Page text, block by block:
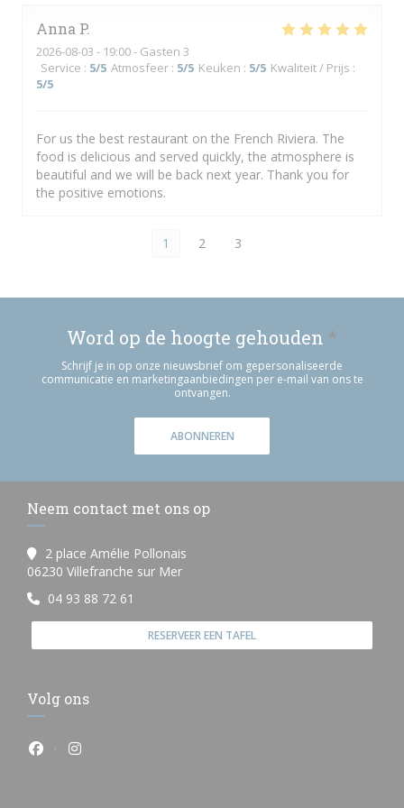
Anna P
2026-08-03 - 19:00 - Gasten 3
Service : 5/5 Atmosfeer : 5/5 Keuken : 5/5 Kwaliteit / Prijs :
5/5
For us the best restaurant on the French Riviera. The
food is delicious and served quickly, the atmosphere is
beautiful and we will be back next year. Thank you for
the positive emotions.
1 2 3
Word op de hoogte gehouden *
Schrijf je in op onze nieuwsbrief om gepersonaliseerde
communicatie en marketingaanbiedingen per e-mail van ons te
ontvangen.
ABONNEREN
Neem contact met ons op
2 place Amélie Pollonais
06230 Villefranche sur Mer((opent in een nieuw venster))
04 93 88 72 61
RESERVEER EEN TAFEL
Volg ons
Facebook ((opent in een nieuw venster))
Instagram ((opent in een nieuw venster))